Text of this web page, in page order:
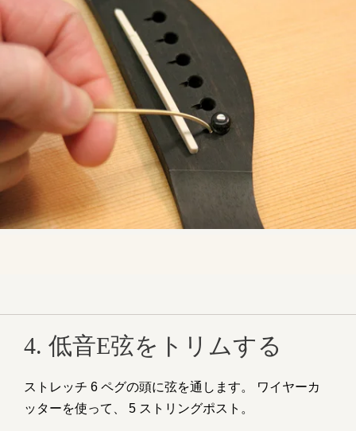
4. 低音E弦をトリムする
ストレッチ 6 ペグの頭に弦を通します。 ワイヤーカ
ッターを使って、 5 ストリングポスト。